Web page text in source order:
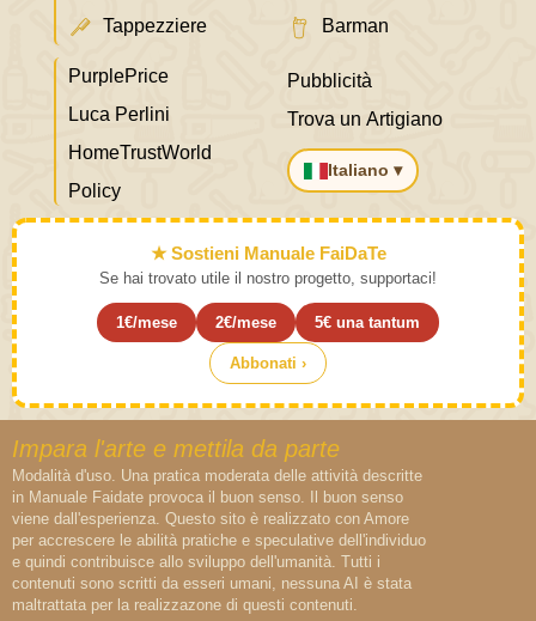
Tappezziere
Barman
PurplePrice
Luca Perlini
HomeTrustWorld
Policy
Pubblicità
Trova un Artigiano
Italiano ▾
★ Sostieni Manuale FaiDaTe
Se hai trovato utile il nostro progetto, supportaci!
1€/mese 2€/mese 5€ una tantum
Abbonati ›
Impara l'arte e mettila da parte
Modalità d'uso. Una pratica moderata delle attività descritte
in Manuale Faidate provoca il buon senso. Il buon senso
viene dall'esperienza. Questo sito è realizzato con Amore
per accrescere le abilità pratiche e speculative dell'individuo
e quindi contribuisce allo sviluppo dell'umanità. Tutti i
contenuti sono scritti da esseri umani, nessuna AI è stata
maltrattata per la realizzazone di questi contenuti.